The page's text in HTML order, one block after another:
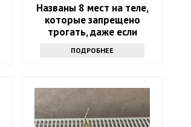
Названы 8 мест на теле,
которые запрещено
трогать, даже если
ПОДРОБНЕЕ